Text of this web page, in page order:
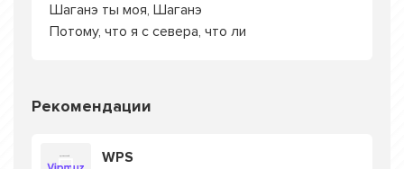
Шаганэ ты моя, Шаганэ
Потому, что я с севера, что ли
Рекомендации
WPS